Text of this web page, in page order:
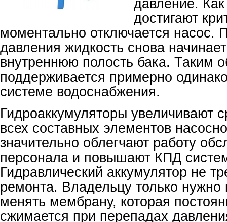
давление. Как
достигают
моментально отключается насос.
давления жидкость снова
внутреннюю полость бака. Таким
поддерживается примерно
системе водоснабжения.
Гидроаккумуляторы увеличивают
всех составных элементов
значительно облегчают работу
персонала и повышают КПД
Гидравлический аккумулятор не
ремонта. Владельцу только нужно
менять мембрану, которая
сжимается при перепадах